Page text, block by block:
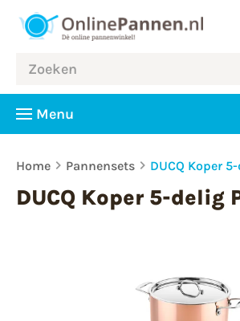
Menu
Home Pannensets DUCQ Koper
DUCQ Koper 5-delig